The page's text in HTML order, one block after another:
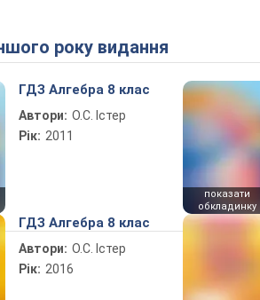
року видання
ГДЗ Алгебра 8 клас
Автори: О.С. Істер
Рік: 2011
показати
обкладинку
ГДЗ Алгебра 8 клас
Автори: О.С. Істер
Рік: 2016